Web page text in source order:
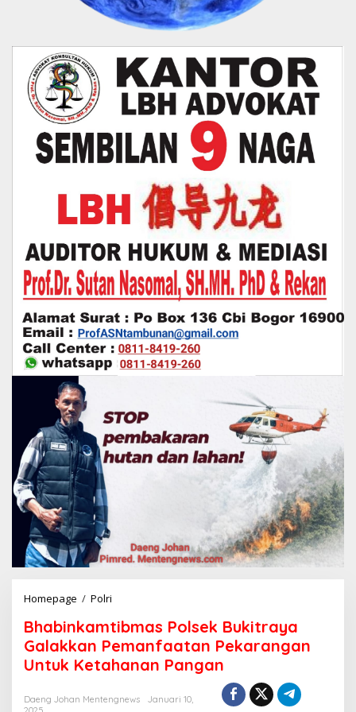
Homepage / Polri
a
b
i
n
a
Bhabinkamtibmas Polsek Bukitraya
Galakkan Pemanfaatan Pekarangan
Untuk Ketahanan Pangan
Daeng Johan Mentengnews
Januari 10,